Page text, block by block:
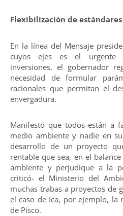
Flexibilización de
En la línea del Mensaje
cuyos ejes es el urgente
inversiones, el gobernador
necesidad de formular
racionales que permitan el
envergadura.
Manifestó que todos están a
medio ambiente y nadie en
desarrollo de un proyecto
rentable que sea, en el
ambiente y perjudique a la
criticó- el Ministerio del
muchas trabas a proyectos de
el caso de Ica, por ejemplo, la
de Pisco.